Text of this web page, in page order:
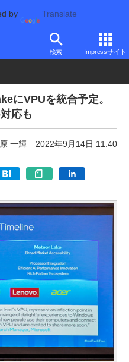
by Translate
検索 Impressサイト
にVPUを統合予定。
応も
一輝 2022年9月14日 11:40